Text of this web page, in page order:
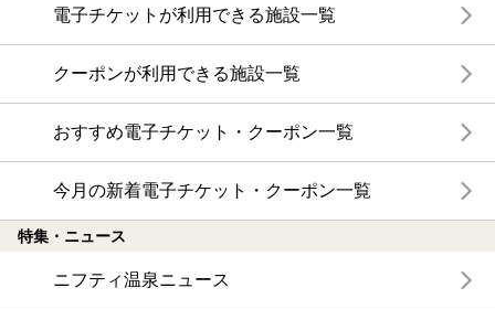
電子チケットが利用できる施設一覧
クーポンが利用できる施設一覧
おすすめ電子チケット・クーポン一覧
今月の新着電子チケット・クーポン一覧
特集・ニュース
ニフティ温泉ニュース